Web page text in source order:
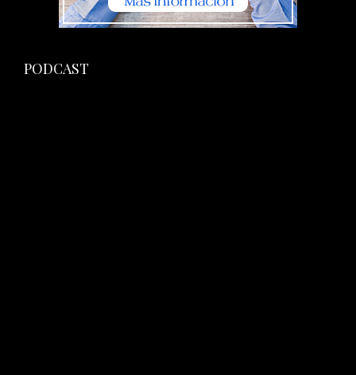
PODCAST